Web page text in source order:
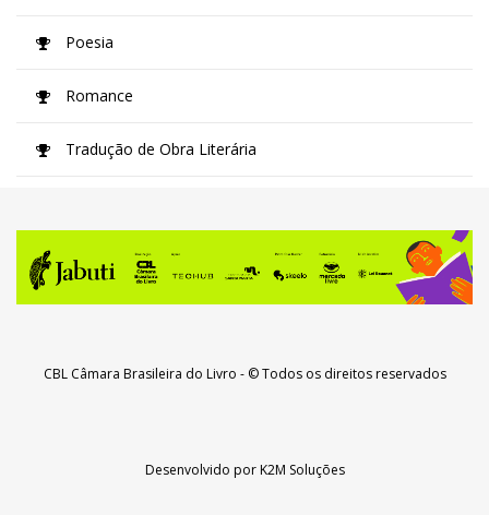
Poesia
Romance
Tradução de Obra Literária
CBL Câmara Brasileira do Livro - © Todos os direitos reservados
Desenvolvido porK2M Soluções